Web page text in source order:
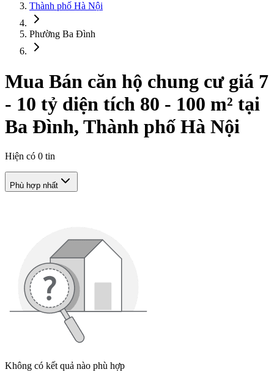
Thành phố Hà Nội
Phường Ba Đình
Mua Bán căn hộ chung cư giá 7
- 10 tỷ diện tích 80 - 100 m² tại
Ba Đình, Thành phố Hà Nội
Hiện có 0 tin
Phù hợp nhất
Không có kết quả nào phù hợp